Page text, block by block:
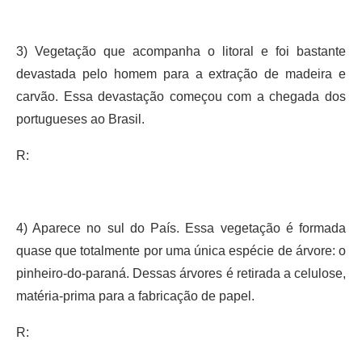
3) Vegetação que acompanha o litoral e foi bastante
devastada pelo homem para a extração de madeira e
carvão. Essa devastação começou com a chegada dos
portugueses ao Brasil.
R:
4) Aparece no sul do País. Essa vegetação é formada
quase que totalmente por uma única espécie de árvore: o
pinheiro-do-paraná. Dessas árvores é retirada a celulose,
matéria-prima para a fabricação de papel.
R: